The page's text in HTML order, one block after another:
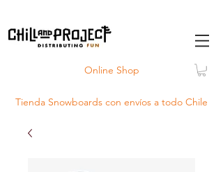
Online Shop
Tienda Snowboards con envíos a todo Chile